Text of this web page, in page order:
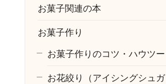
お菓子関連の本
お菓子作り
お菓子作りのコツ・ハウツー
お花絞り（アイシングシュガ